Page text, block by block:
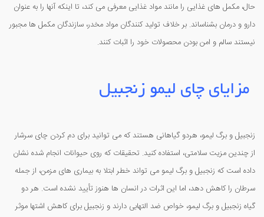
حال، مکمل های غذایی را مانند مواد غذایی معرفی می کند، تا اینکه آنها را به عنوان
دارو و درمان بشناساند. بر خلاف تولید کنندگان مواد مخدر، سازندگان مکمل ها مجبور
نیستند سالم و امن بودن محصولات خود را اثبات کنند.
مزایای چای لیمو زنجبیل
زنجبیل و برگ لیمو، هردو گیاهانی هستند که می توانید برای دم کردن چای سرشار
از چندین مزیت سلامتی، استفاده کنید. تحقیقات که روی حیوانات انجام شده نشان
داده است که زنجبیل و برگ لیمو می تواند خطر ابتلا به بیماری های مزمن، از جمله
سرطان را کاهش دهد، اما این اثرات در انسان ها هنوز تأیید نشده است. هر دو
گیاه زنجبیل و برگ لیمو، خواص ضد التهابی دارند و زنجبیل برای کاهش اشتها موثر